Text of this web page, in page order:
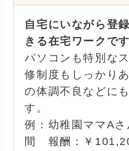
自宅にいながら登
きる在宅ワークです
パソコンも特別な
修制度もしっかり
の体調不良などに
す。
例：幼稚園ママA
間 報酬：￥